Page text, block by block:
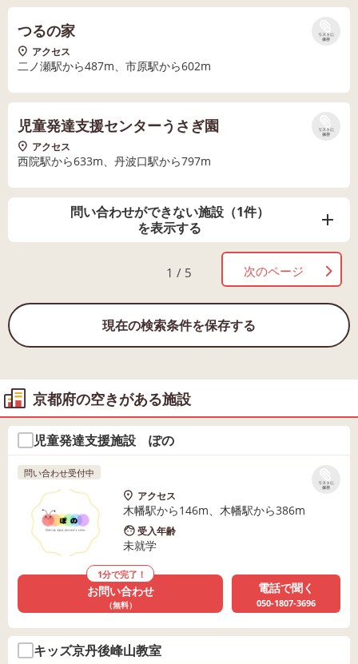
リストに
保存
つるの家
アクセス
二ノ瀬駅から487m、市原駅から602m
リストに
保存
児童発達支援センターうさぎ園
アクセス
西院駅から633m、丹波口駅から797m
問い合わせができない施設（1件）
を表示する
1 / 5 次のページ
現在の検索条件を保存する
京都府の空きがある施設
児童発達支援施設 ぽの
リストに
保存
問い合わせ受付中
アクセス
木幡駅から146m、木幡駅から386m
受入年齢
未就学
1分で完了！
お問い合わせ
（無料）
電話で聞く
050-1807-3696
キッズ京丹後峰山教室